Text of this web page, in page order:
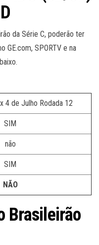
da Série C, poderão ter
GE.com, SPORTV e na
4 de Julho Rodada 12
SIM
não
SIM
NÃO
Brasileirão